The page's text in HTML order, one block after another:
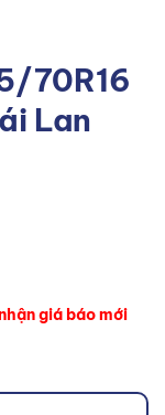
70R16
Lan
giá báo mới